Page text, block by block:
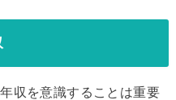
収を意識することは重要